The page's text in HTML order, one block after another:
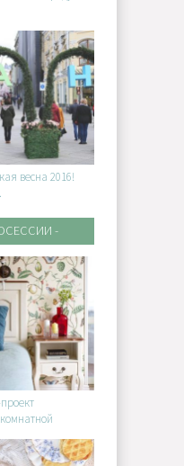
весна 2016!
-
в стиле Прованс
Coastal